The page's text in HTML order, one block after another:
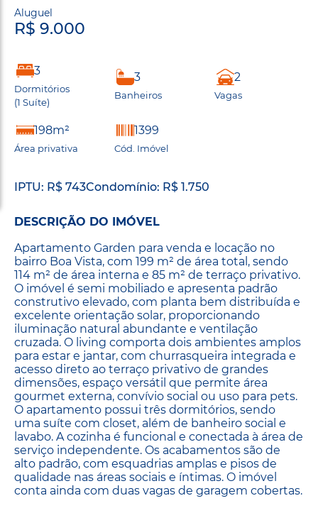
Aluguel
R$ 9.000
3
Dormitórios
(1 Suíte)
3
Banheiros
2
Vagas
198m²
Área privativa
1399
Cód. Imóvel
IPTU: R$ 743Condomínio: R$ 1.750
DESCRIÇÃO DO IMÓVEL
Apartamento Garden para venda e locação no
bairro Boa Vista, com 199 m² de área total, sendo
114 m² de área interna e 85 m² de terraço privativo.
O imóvel é semi mobiliado e apresenta padrão
construtivo elevado, com planta bem distribuída e
excelente orientação solar, proporcionando
iluminação natural abundante e ventilação
cruzada. O living comporta dois ambientes amplos
para estar e jantar, com churrasqueira integrada e
acesso direto ao terraço privativo de grandes
dimensões, espaço versátil que permite área
gourmet externa, convívio social ou uso para pets.
O apartamento possui três dormitórios, sendo
uma suíte com closet, além de banheiro social e
lavabo. A cozinha é funcional e conectada à área de
serviço independente. Os acabamentos são de
alto padrão, com esquadrias amplas e pisos de
qualidade nas áreas sociais e íntimas. O imóvel
conta ainda com duas vagas de garagem cobertas.